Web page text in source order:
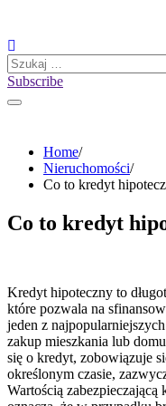
content
Szukaj:
Subscribe
Home
Nieruchomości
Co to kredyt
Co to kredyt
Kredyt hipoteczny to
które pozwala na
jeden z
zakup mieszkania lub
się o kredyt, zobowiązuje
określonym czasie,
Wartością zabezpieczającą